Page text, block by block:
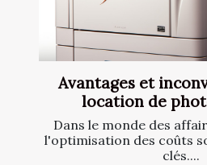
Avantages et
location de
Dans le monde des
l'optimisation des coûts
clés....